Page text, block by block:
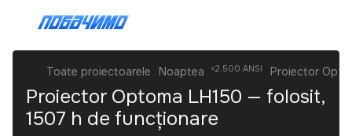
Toate proiectoarele Noaptea <2.500 ANSI Proiector
Proiector Optoma LH150 — folosit,
1507 h de funcționare